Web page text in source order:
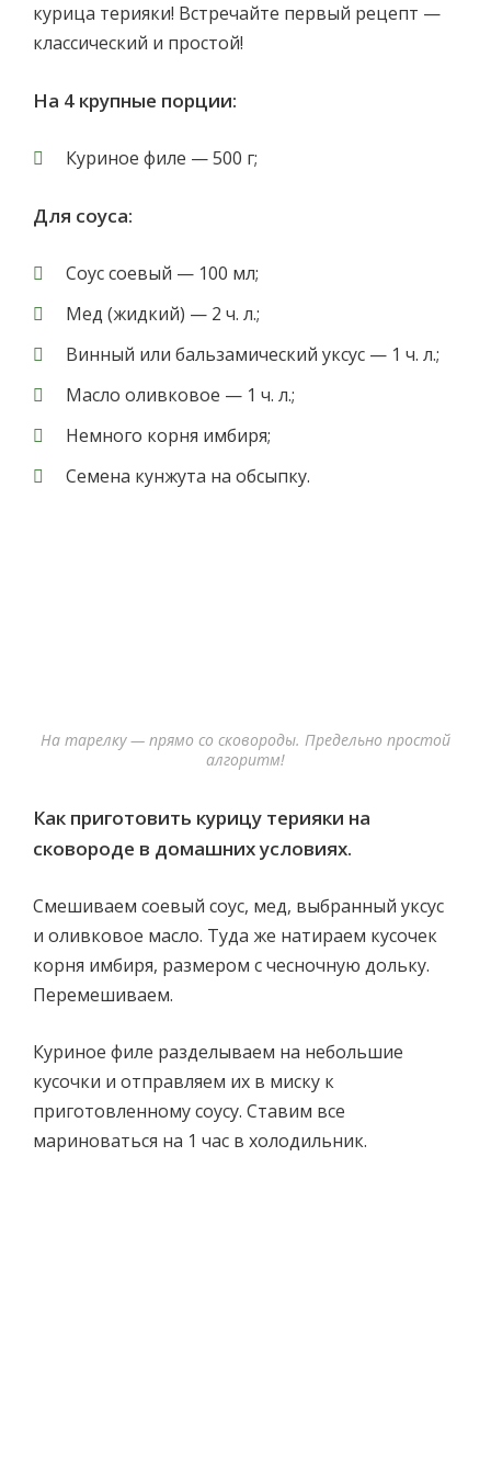
курица терияки! Встречайте первый рецепт —
классический и простой!
На 4 крупные порции:
Куриное филе — 500 г;
Для соуса:
Соус соевый — 100 мл;
Мед (жидкий) — 2 ч. л.;
Винный или бальзамический уксус — 1 ч. л.;
Масло оливковое — 1 ч. л.;
Немного корня имбиря;
Семена кунжута на обсыпку.
На тарелку — прямо со сковороды. Предельно простой
алгоритм!
Как приготовить курицу терияки на
сковороде в домашних условиях.
Смешиваем соевый соус, мед, выбранный уксус
и оливковое масло. Туда же натираем кусочек
корня имбиря, размером с чесночную дольку.
Перемешиваем.
Куриное филе разделываем на небольшие
кусочки и отправляем их в миску к
приготовленному соусу. Ставим все
мариноваться на 1 час в холодильник.